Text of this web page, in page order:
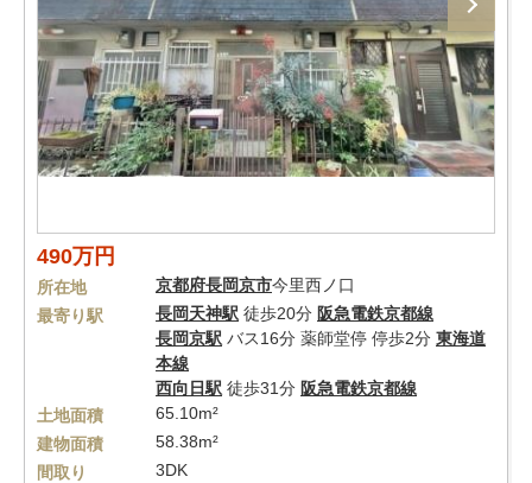
490万円
所在地 京都府長岡京市今里西ノ口
最寄り駅
長岡天神駅 徒歩20分 阪急電鉄京都線
長岡京駅 バス16分 薬師堂停 停歩2分 東海道
本線
西向日駅 徒歩31分 阪急電鉄京都線
土地面積
65.10m²
建物面積
58.38m²
間取り
3DK